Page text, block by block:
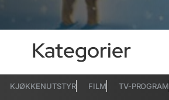
Kategorier
KJØKKENUTSTYR FILM TV-PROGRAM